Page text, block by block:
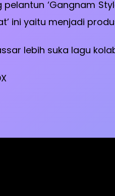
‘Gangnam
ini yaitu menjadi
lebih suka lagu